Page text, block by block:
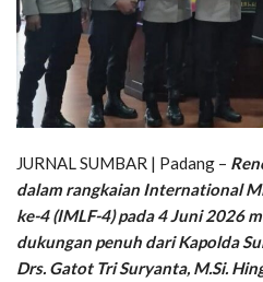
JURNAL SUMBAR | Padang –
dalam rangkaian International
ke-4 (IMLF-4) pada 4 Juni 2026
dukungan penuh dari Kapolda
Drs. Gatot Tri Suryanta, M.Si.